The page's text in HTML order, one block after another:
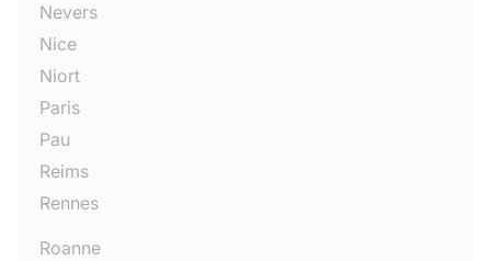
Nevers
Nice
Niort
Paris
Pau
Reims
Rennes
Roanne